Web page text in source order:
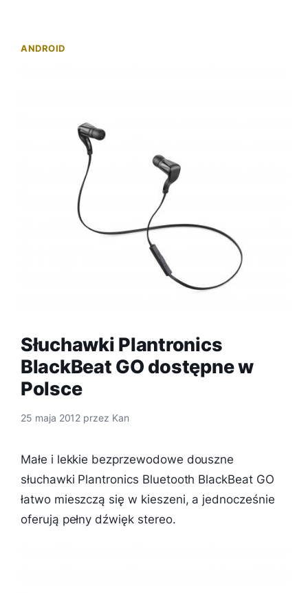
ANDROID
Słuchawki Plantronics
BlackBeat GO dostępne w
Polsce
25 maja 2012 przez Kan
Małe i lekkie bezprzewodowe douszne
słuchawki Plantronics Bluetooth BlackBeat GO
łatwo mieszczą się w kieszeni, a jednocześnie
oferują pełny dźwięk stereo.